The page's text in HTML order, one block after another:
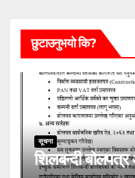
छुटाउनुभयो कि?
सूचना
शिलबन्दी